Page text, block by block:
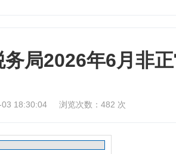
局2026年6月非
18:30:04 浏览次数： 482 次